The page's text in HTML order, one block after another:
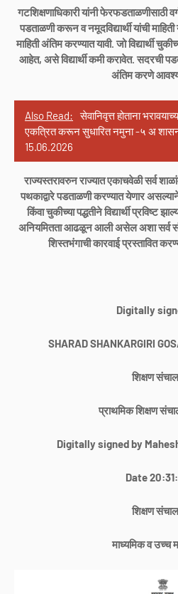
गटशिक्षणाधिकारी यांनी फेरफडताळणीसाठी
पडताळणी करून व नमूदविद्यार्थी यांची
माहिती अंतिम करण्यात यावी. जो विद्यार्थी
आहेत, असे विद्यार्थी कमी करावेत. सदरची
अंतिम करणे
Also Read:
सेवानिवृत्त होताना
एकत्रित करून सुधारित नमुना -५ अ शासन
15.06.2026
राज्यस्तरावरुन राज्यात एकाचवेळी सर्व
पथकाद्वारे पडताळणी करण्यात येणार
किंवा चुकीच्या पद्धतीने विद्यार्थी प्रविष्ट
अनियमितता आढळून आली असेल अशा सर्व
शिस्तभंगाची कारवाई प्रस्तावित
Digitally
SHARAD SHANKARGIRI
शिक्षण
प्राथमिक शिक्षण
Digitally signed by
Date
शिक्षण
माध्यमिक व उच्च